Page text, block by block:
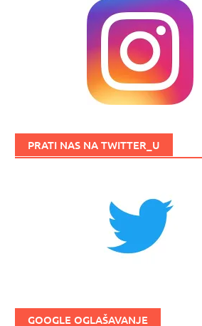
PRATI NAS NA TWITTER_U
GOOGLE OGLAŠAVANJE